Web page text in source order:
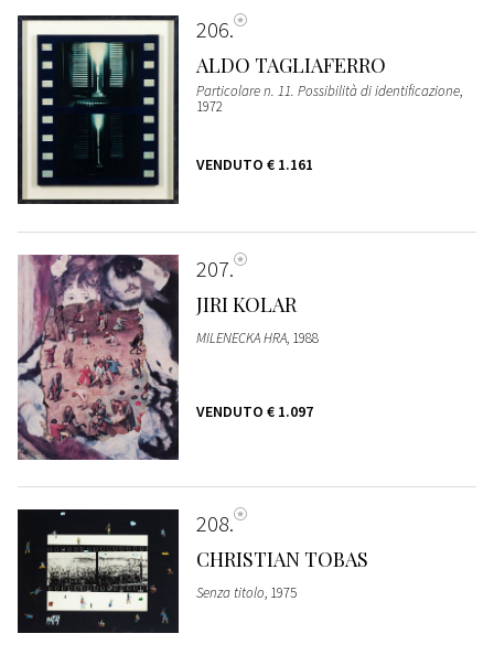
206
ALDO TAGLIAFERRO
Particolare n. 11. Possibilità di identificazione,
1972
VENDUTO € 1.161
207
JIRI KOLAR
MILENECKA HRA, 1988
VENDUTO € 1.097
208
CHRISTIAN TOBAS
Senza titolo, 1975